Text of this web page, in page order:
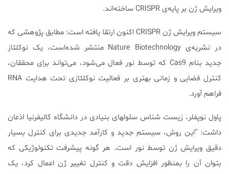
ویرایش ژن بر پایه‌ی CRISPR ساخته‌اند.
سیستم ویرایش ژن CRISPR اکنون ارتقا یافته است: مطابق پژوهشی که
در نشریه‌ی Nature Biotechnology منتشر شده‌است، یک نوکلئاز
جدید بنام Cas9 که توسط نور فعال می‌شود، می‌تواند برای محققان،
کنترل فضایی و زمانی بهتری بر فعالیت نوکلئازی تحت هدایت RNA
فراهم آورد.
پاول نوپفلر، زیست شناس سلولهای بنیادی در دانشگاه کالیفرنیا اذعان
داشت: “این روش، سیستم جدید و کارآمد جدیدی برای کنترل بسیار
دقیق ویرایش ژن توسط نور است. هر گونه پیشرفت تکنولوژیکی که
بتوان آن را بمنظور افزایش دقت و کنترل تغییر ژن اعمال کرد، یک